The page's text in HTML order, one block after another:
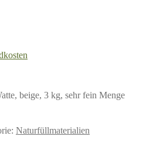
beige, 3 kg, sehr fein Menge
Naturfüllmaterialien